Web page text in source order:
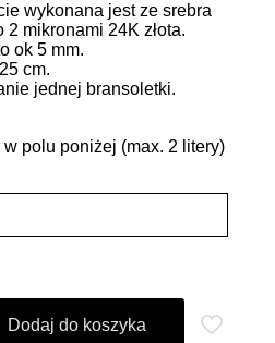
wykonana jest ze srebra
2 mikronami 24K złota.
ok 5 mm.
cm.
jednej bransoletki.
polu poniżej (max. 2 litery)
Dodaj do koszyka